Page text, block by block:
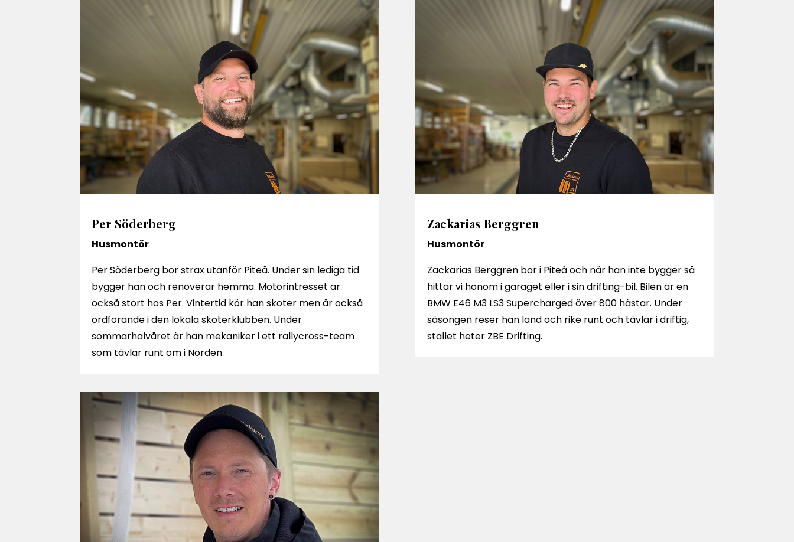
Per Söderberg
Husmontör
Per Söderberg bor strax utanför Piteå. Under sin lediga tid
bygger han och renoverar hemma. Motorintresset är
också stort hos Per. Vintertid kör han skoter men är också
ordförande i den lokala skoterklubben. Under
sommarhalvåret är han mekaniker i ett rallycross-team
som tävlar runt om i Norden.
Zackarias Berggren
Husmontör
Zackarias Berggren bor i Piteå och när han inte bygger så
hittar vi honom i garaget eller i sin drifting-bil. Bilen är en
BMW E46 M3 LS3 Supercharged över 800 hästar. Under
säsongen reser han land och rike runt och tävlar i driftig,
stallet heter ZBE Drifting.